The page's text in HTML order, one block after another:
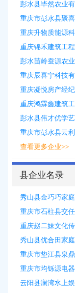
彭水县毕然农业
重庆市彭水县聚
重庆升物质能源
重庆锦禾建筑工
彭水苗岭蚕源农
重庆辰喜宁科技
重庆凝悦房产经
重庆鸿霖鑫建筑
彭水县伟才优学
重庆市彭水县云
查看更多企业>>
县企业名录
秀山县金巧巧家
重庆市石柱县交
重庆赵二妹文化
秀山县优合田家
重庆市垫江县泉
重庆市均铄源电
云阳县澜湾水上